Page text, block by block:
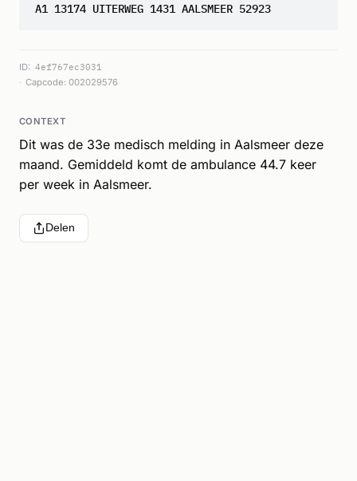
A1 13174 UITERWEG 1431 AALSMEER 52923
ID: 4ef767ec3031
Capcode: 002029576
CONTEXT
Dit was de 33e medisch melding in Aalsmeer deze
maand. Gemiddeld komt de ambulance 44.7 keer
per week in Aalsmeer.
Delen